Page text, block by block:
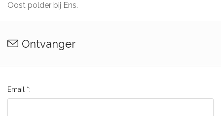
Oost polder bij Ens.
Ontvanger
Email *: